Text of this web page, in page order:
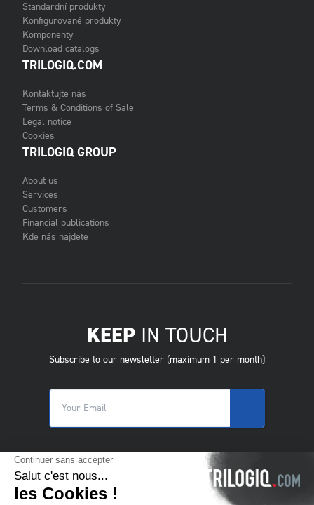
Standardní produkty
Konfigurované produkty
Komponenty
Download catalogs
TRILOGIQ.COM
Kontaktujte nás
Terms & Conditions of Sale
Legal notice
Cookies
TRILOGIQ GROUP
About us
Services
Customers
Financial publications
Kde nás najdete
KEEPIN TOUCH
Subscribe to our newsletter (maximum 1 per month)